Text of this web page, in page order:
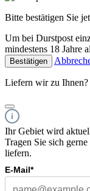
Bitte bestätigen Sie
Um bei Durstpost
mindestens 18 Jahre
Bestätigen
Liefern wir zu Ihnen?
Ihr Gebiet wird
Tragen Sie sich
liefern.
E-Mail*